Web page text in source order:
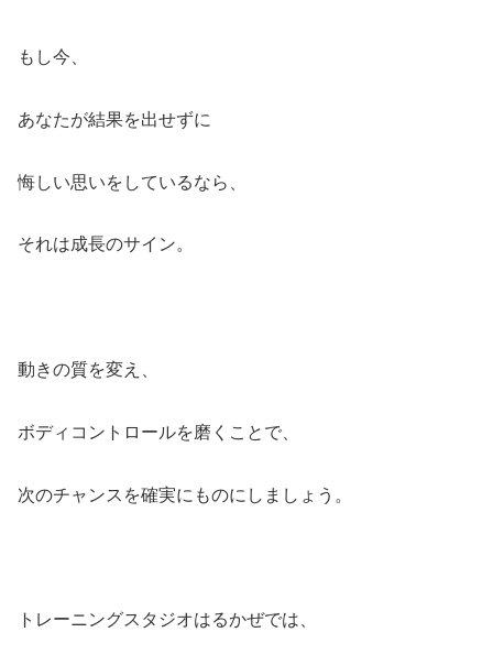
もし今、
あなたが結果を出せずに
悔しい思いをしているなら、
それは成長のサイン。
動きの質を変え、
ボディコントロールを磨くことで、
次のチャンスを確実にものにしましょう。
トレーニングスタジオはるかぜでは、